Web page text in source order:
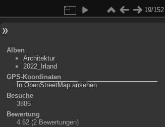
19/152
Alben
Architektur
2022_Irland
GPS-Koordinaten
+
-
©
In OpenStreetMap ansehen
Besuche
3886
Bewertung
4.62 (2 Bewertungen)